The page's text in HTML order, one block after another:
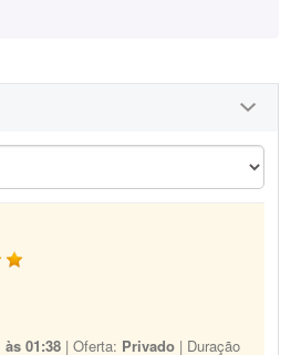
às 01:38 | Oferta: Privado | Duração